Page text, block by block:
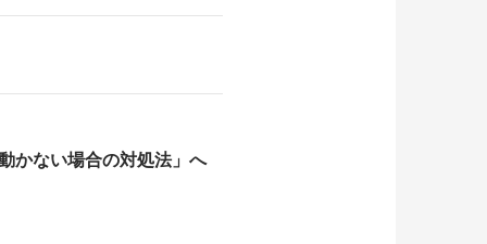
かない場合の対処法」へ